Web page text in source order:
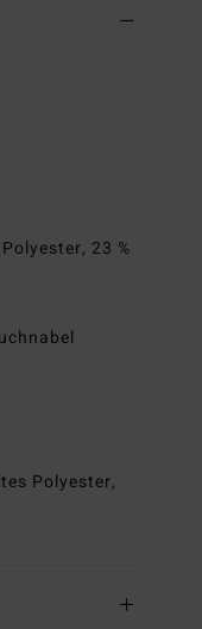
23 %
Polyester,